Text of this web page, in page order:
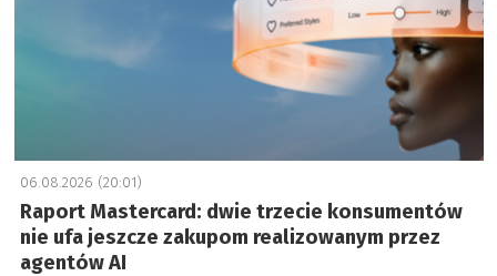
06.08.2026 (20:01)
Raport Mastercard: dwie trzecie konsumentów
nie ufa jeszcze zakupom realizowanym przez
agentów AI